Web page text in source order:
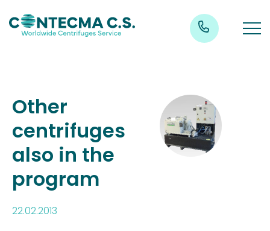
Other
centrifuges
also in the
program
22.02.2013